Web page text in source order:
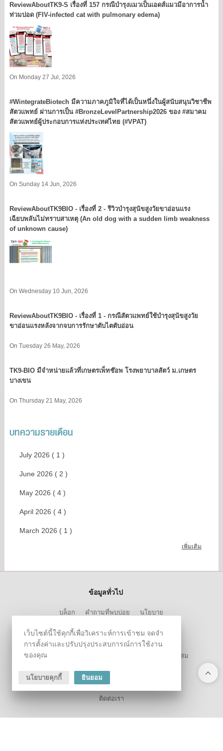
ReviewAboutTK9-S เรื่องที่ 157 กรณีบำรุงแมวเป็นเอดส์แมวมีอาการน้ำ
ท่วมปอด (FIV-infected cat with pulmonary edema)
On Monday 27 Jul, 2026
#WintegrateBiotech มีความภาคภูมิใจที่ได้เป็นหนึ่งในผู้สนับสนุนวิชาชีพ
สัตวแพทย์ ผ่านการเป็น #BronzeLevelPartnership2026 ของ #สมาคม
สัตวแพทย์ผู้ประกอบการแห่งประเทศไทย (#VPAT)
On Sunday 14 Jun, 2026
ReviewAboutTK9BIO - เรื่องที่ 2 - รีวิวบำรุงสุนัขสูงวัยขาอ่อนแรง
เฉียบพลันไม่ทราบสาเหตุ (An old dog with a sudden limb weakness
of unknown cause)
On Wednesday 10 Jun, 2026
ReviewAboutTK9BIO - เรื่องที่ 1 - กรณีสัตวแพทย์ใช้บำรุงสุนัขสูงวัย
ขาอ่อนแรงหลังจากจบการรักษาตับไตตับอ่อน
บทความรายเดือน
July 2026 ( 1 )
June 2026 ( 2 )
May 2026 ( 4 )
March 2026 ( 1 )
ข้อมูลทั่วไป
ข้อมูลสมาชิก
สินค้าที่สนใจ
เว็บไซต์นี้ใช้คุกกี้เพื่อวิเคราะห์การเข้าชม จดจำ
การตั้งค่าและปรับปรุงประสบการณ์การใช้งาน
ของคุณ
นโยบายคุกกี้ ยินยอม